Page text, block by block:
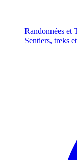
Randonnées et
Sentiers, treks